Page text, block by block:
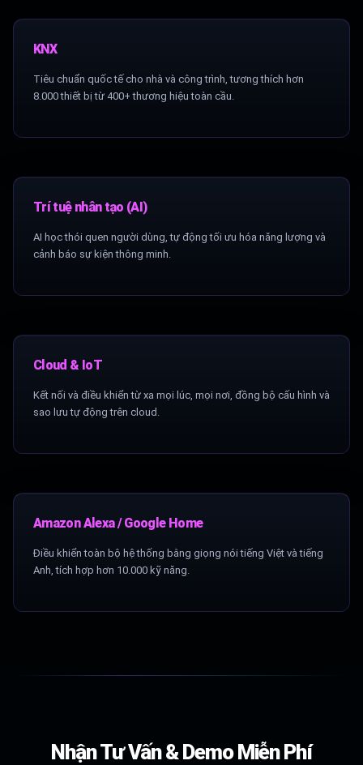
KNX
Tiêu chuẩn quốc tế cho nhà và công trình, tương thích hơn
8.000 thiết bị từ 400+ thương hiệu toàn cầu.
Trí tuệ nhân tạo (AI)
AI học thói quen người dùng, tự động tối ưu hóa năng lượng và
cảnh báo sự kiện thông minh.
Cloud & IoT
Kết nối và điều khiển từ xa mọi lúc, mọi nơi, đồng bộ cấu hình và
sao lưu tự động trên cloud.
Amazon Alexa / Google Home
Điều khiển toàn bộ hệ thống bằng giọng nói tiếng Việt và tiếng
Anh, tích hợp hơn 10.000 kỹ năng.
Nhận Tư Vấn & Demo Miễn Phí